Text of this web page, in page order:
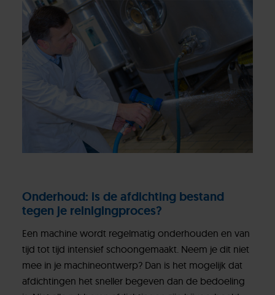
Onderhoud: is de afdichting bestand
tegen je reinigingproces?
Een machine wordt regelmatig onderhouden en van
tijd tot tijd intensief schoongemaakt. Neem je dit niet
mee in je machineontwerp? Dan is het mogelijk dat
afdichtingen het sneller begeven dan de bedoeling